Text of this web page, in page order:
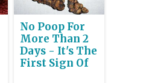
No Poop For
More Than 2
Days - It's The
First Sign Of